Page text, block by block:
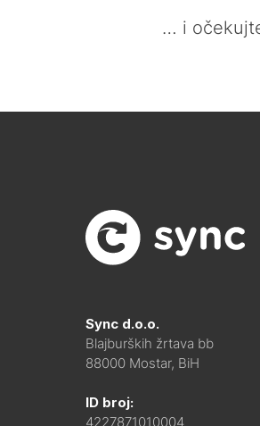
… i
Sync d.o.o.
Blajburških žrtava bb
88000 Mostar, BiH
ID broj:
4227871010004